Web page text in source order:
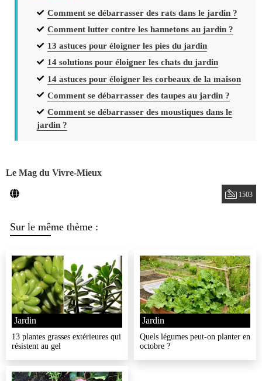
Comment se débarrasser des rats dans le jardin ?
Comment lutter contre les hannetons au jardin ?
13 astuces pour éloigner les pies du jardin
14 solutions pour éloigner les chats du jardin
14 astuces pour éloigner les corbeaux de la maison
Comment se débarrasser des taupes au jardin ?
Comment se débarrasser des moustiques dans le
jardin ?
Le Mag du Vivre-Mieux
1503
Sur le même thème :
13 plantes grasses extérieures qui
résistent au gel
Jardin
Quels légumes peut-on planter en
octobre ?
Jardin